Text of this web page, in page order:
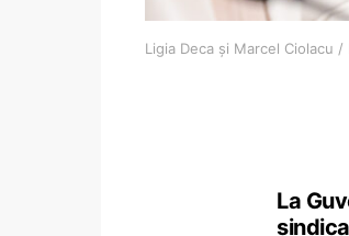
Ligia Deca și Marcel Ciolacu
La